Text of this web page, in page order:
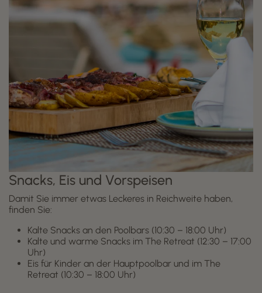
Snacks, Eis und Vorspeisen
Damit Sie immer etwas Leckeres in Reichweite haben,
finden Sie:
Kalte Snacks an den Poolbars (10:30 – 18:00 Uhr)
Kalte und warme Snacks im The Retreat (12:30 – 17:00
Uhr)
Eis für Kinder an der Hauptpoolbar und im The
Retreat (10:30 – 18:00 Uhr)